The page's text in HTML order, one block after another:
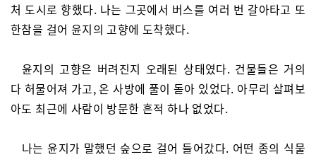
처 도시로 향했다. 나는 그곳에서 버스를 여러 번 갈아타고 또
한참을 걸어 윤지의 고향에 도착했다.
윤지의 고향은 버려진지 오래된 상태였다. 건물들은 거의
다 허물어져 가고, 온 사방에 풀이 돋아 있었다. 아무리 살펴보
아도 최근에 사람이 방문한 흔적 하나 없었다.
나는 윤지가 말했던 숲으로 걸어 들어갔다. 어떤 종의 식물